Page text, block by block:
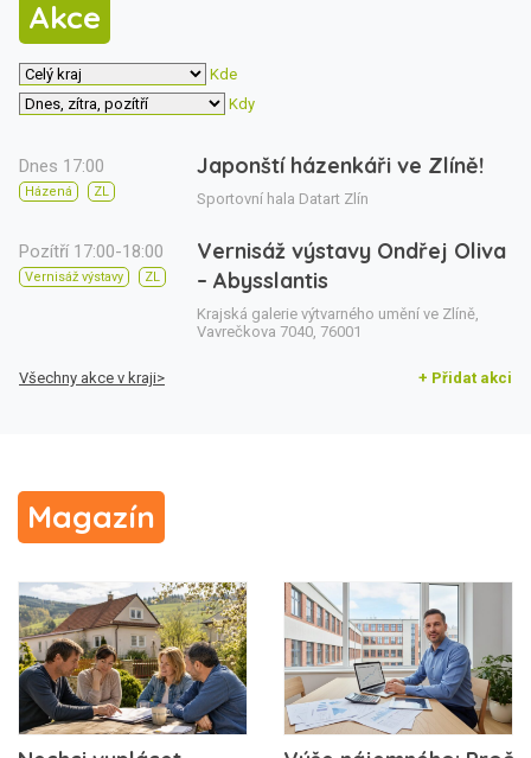
Akce
Kde
Kdy
Dnes 17:00
Házená ZL
Japonští házenkáři ve Zlíně!
Sportovní hala Datart Zlín
Pozítří 17:00-18:00
Vernisáž výstavy ZL
Vernisáž výstavy Ondřej Oliva
– Abysslantis
Krajská galerie výtvarného umění ve Zlíně,
Vavrečkova 7040, 76001
Všechny akce v kraji> + Přidat akci
Magazín